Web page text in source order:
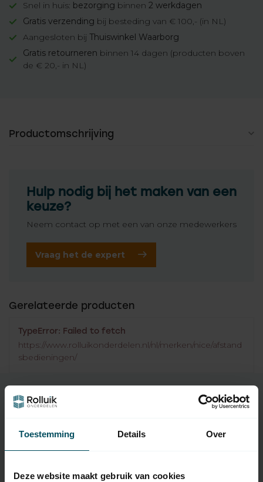
Toestemming Details Over
Deze website maakt gebruik van cookies
Snel in huis: bezorging binnen 2 werkdagen
Gratis verzending bij besteding van € 100,- (in NL)
Aangesloten bij Thuiswinkel Waarborg
Gratis retourneren binnen 14 dagen (producten boven
de € 20,- in NL)
Productomschrijving
Hulp nodig bij het maken van een
keuze?
Neem contact op met een van onze medewerkers
Vraag het de expert
Gerelateerde producten
TypeError: Failed to fetch
https://www.rolluikonderdelen.nl/nl/merken/nice/afstand
sbedieningen/